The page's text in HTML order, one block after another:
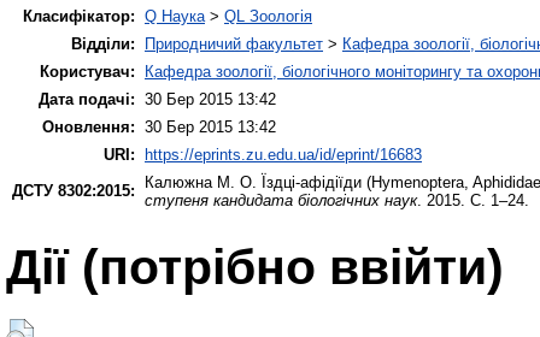
Класифікатор: Q Наука> QL Зоологія
Відділи:
Природничий факультет > Кафедра зоології,
Користувач:
Кафедра зоології, біологічного моніторингу та
Дата подачі: 30 Бер 2015 13:42
Оновлення: 30 Бер 2015 13:42
URI:
https://eprints.zu.edu.ua/id/eprint/16683
ДСТУ 8302:2015:
Калюжна М. О. Їздці-афідіїди (Hymenoptera,
ступеня кандидата біологічних наук. 2015. С. 1–24.
Дії ​​(потрібно ввійти)